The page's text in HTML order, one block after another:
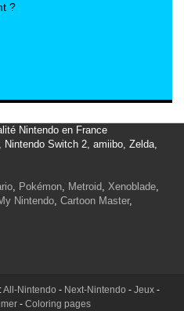
?
Nintendo en France
Switch 2, amiibo, Zelda,
, Pokémon, Metroid, Xenoblade,
Nintendo, Cartoon Master,
All-Nintendo - Next-Nintendo - Jeux-
- Coloring pages